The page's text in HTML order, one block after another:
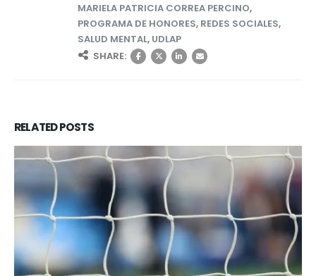
MARIELA PATRICIA CORREA PERCINO,
PROGRAMA DE HONORES, REDES SOCIALES,
SALUD MENTAL, UDLAP
SHARE:
RELATEDPOSTS